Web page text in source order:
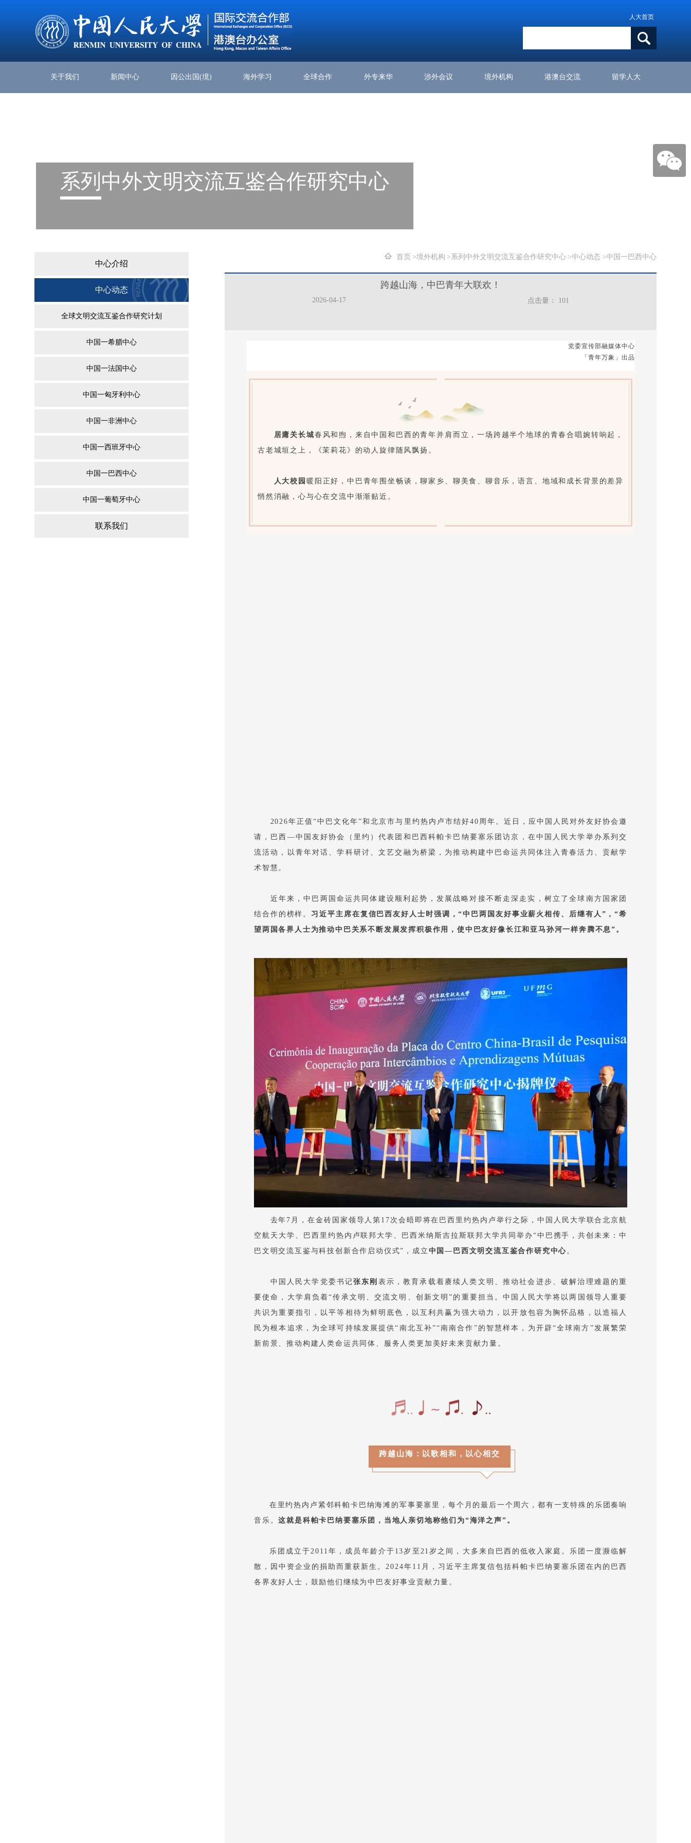
人大首页
关于我们 新闻中心 因公出国(境) 海外学习 全球合作 外专来华 涉外会议 境外机构 港澳台交流 留学人大
系列 中外文明交流互鉴合作研究中心
中心介绍
中心动态
全球文明交流互鉴合作研究计划
中国一希腊中心
中国一法国中心
中国一匈牙利中心
中国一非洲中心
中国一西班牙中心
中国一巴西中心
中国一葡萄牙中心
联系我们
首页 境外机构 系列中外文明交流互鉴合作研究中心 中心动态 中国一巴西中心
跨越山海，中巴青年大联欢！
2026-04-17 点击量： 101
党委宣传部融媒体中心
「青年万象」出品
居庸关长城春风和煦，来自中国和巴西的青年并肩而立，一场跨越半个地球的青春合唱婉转响起，
古老城垣之上，《茉莉花》的动人旋律随风飘扬。
人大校园 暖阳正好，中巴青年围坐畅谈，聊家乡、聊美食、聊音乐，语言、地域和成长背景的差异
悄然消融，心与心在交流中渐渐贴近。
2026年正值“中巴文化年”和北京市与里约热内卢市结好40周年。近日，应中国人民对外友好协会邀
请，巴西—中国友好协会（里约）代表团和巴西科帕卡巴纳要塞乐团访京，在中国人民大学举办系列交
流活动，以青年对话、学科研讨、文艺交融为桥梁，为推动构建中巴命运共同体注入青春活力、贡献学
术智慧。
近年来，中巴两国命运共同体建设顺利起势，发展战略对接不断走深走实，树立了全球南方国家团
结合作的榜样。习近平主席在复信巴西友好人士时强调，“中巴两国友好事业薪火相传、后继有人”，“希
望两国各界人士为推动中巴关系不断发展发挥积极作用，使中巴友好像长江和亚马孙河一样奔腾不息”。
去年7月，在金砖国家领导人第17次会晤即将在巴西里约热内卢举行之际，中国人民大学联合北京航
空航天大学、巴西里约热内卢联邦大学、巴西米纳斯吉拉斯联邦大学共同举办“中巴携手，共创未来：中
巴文明交流互鉴与科技创新合作启动仪式”，成立 中国—巴西文明交流互鉴合作研究中心 。
中国人民大学党委书记张东刚 表示，教育承载着赓续人类文明、推动社会进步、破解治理难题的重
要使命，大学肩负着“传承文明、交流文明、创新文明”的重要担当。中国人民大学将以两国领导人重要
共识为重要指引，以平等相待为鲜明底色，以互利共赢为强大动力，以开放包容为胸怀品格，以造福人
民为根本追求，为全球可持续发展提供“南北互补”“南南合作”的智慧样本，为开辟“全球南方”发展繁荣
新前景、推动构建人类命运共同体、服务人类更加美好未来贡献力量。
跨越山海：以歌相和，以心相交
在里约热内卢紧邻科帕卡巴纳海滩的军事要塞里，每个月的最后一个周六，都有一支特殊的乐团奏响
音乐。这就是科帕卡巴纳要塞乐团，当地人亲切地称他们为“海洋之声”。
乐团成立于2011年，成员年龄介于13岁至21岁之间，大多来自巴西的低收入家庭。乐团一度濒临解
散，因中资企业的捐助而重获新生。2024年11月，习近平主席复信包括科帕卡巴纳要塞乐团在内的巴西
各界友好人士，鼓励他们继续为中巴友好事业贡献力量。